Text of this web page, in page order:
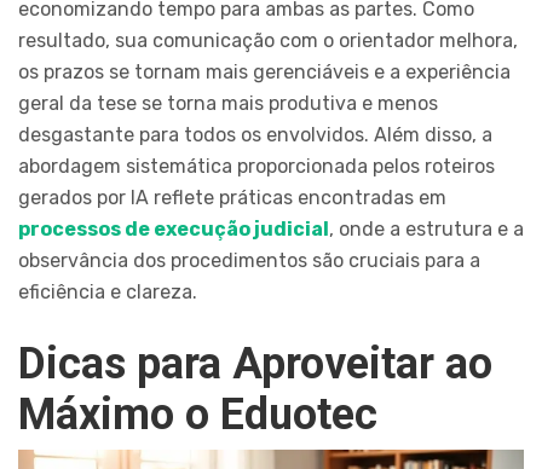
economizando tempo para ambas as partes. Como
resultado, sua comunicação com o orientador melhora,
os prazos se tornam mais gerenciáveis e a experiência
geral da tese se torna mais produtiva e menos
desgastante para todos os envolvidos. Além disso, a
abordagem sistemática proporcionada pelos roteiros
gerados por IA reflete práticas encontradas em
processos de execução judicial , onde a estrutura e a
observância dos procedimentos são cruciais para a
eficiência e clareza.
Dicas para Aproveitar ao
Máximo o Eduotec